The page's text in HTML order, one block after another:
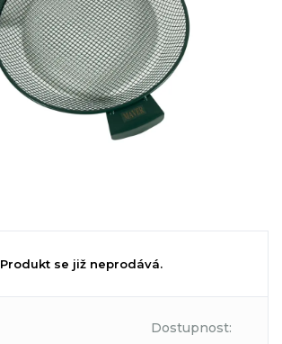
Produkt se již neprodává.
Dostupnost: